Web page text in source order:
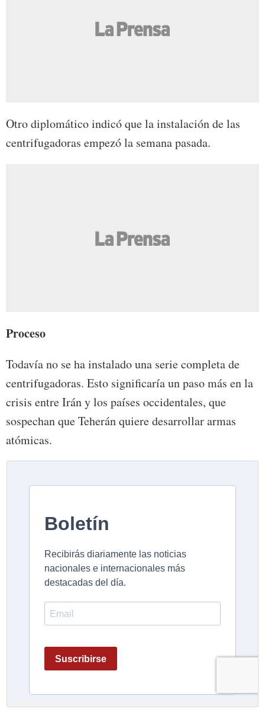
Otro diplomático indicó que la instalación de las
centrifugadoras empezó la semana pasada.
Proceso
Todavía no se ha instalado una serie completa de
centrifugadoras. Esto significaría un paso más en la
crisis entre Irán y los países occidentales, que
sospechan que Teherán quiere desarrollar armas
atómicas.